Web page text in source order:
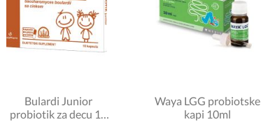
Bulardi Junior
probiotik za decu 10
Waya LGG probiotske
kapi 10ml